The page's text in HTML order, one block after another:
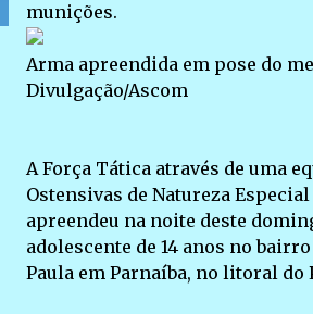
munições.
Arma apreendida em pose do
Divulgação/Ascom
A Força Tática através de uma
Ostensivas de Natureza Especial
apreendeu na noite deste
adolescente de 14 anos no
Paula em Parnaíba, no litoral do